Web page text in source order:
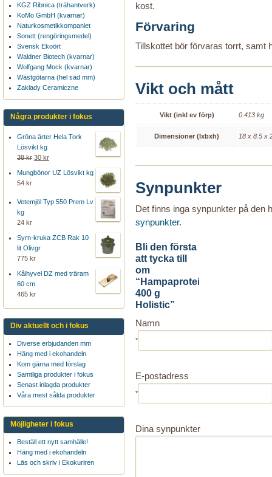
kost.
Förvaring
Tillskottet bör förvaras torrt, samt
Vikt och mått
Vikt (inkl ev förp) 0.413 kg
Dimensioner (lxbxh) 18 x 8.5 x
Synpunkter
Det finns inga synpunkter på den
synpunkter.
Bli den första
att tycka till
om
“Hampaprotein
400 g
Holistic”
Namn
*
E-postadress
*
Dina synpunkter
KGZ Ribnica (trähantverk)
KoMo GmbH (kvarnar)
Naturkosmetikkompaniet
Sonett (rengöringsmedel)
Svensk Ekoört
Waldner Biotech (kvarnar)
Wolfgang Mock (kvarnar)
Wästgötarna (hel säd mm)
Zaklady Ceramiczne
Några produkter i fokus
Gröna ärter Hela Tork
Lösvikt kg
38 kr 30 kr
Mungbönor UZ Lösvikt kg
54 kr
Vetemjöl Typ 550 Prem Lv
kg
24 kr
Syrn-kruka ZCB Rak 10
lit Olivgr
775 kr
Kålhyvel DZ med träram
60 cm
465 kr
Div aktuellt och i fokus
Diverse erbjudanden mm
Häng med i ekohandeln
Kom gärna med förslag
Samtliga produkter i fokus
Senast inlagda produkter
Våra mest sålda produkter
Möjligheter i fokus
Beställ ett nytt samhälle!
Häng med i ekohandeln
Läs och skriv i Ekokuriren